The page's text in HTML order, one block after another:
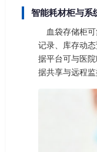
智能耗材柜与系
血袋存储柜
记录、库存动
据平台可与医
据共享与远程监